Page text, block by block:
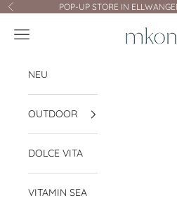
Zum Inhalt springen
Zurück POP-UP STORE IN
mkono
Navigationsmenü öffnen
NEU
OUTDOOR
DOLCE VITA
VITAMIN SEA